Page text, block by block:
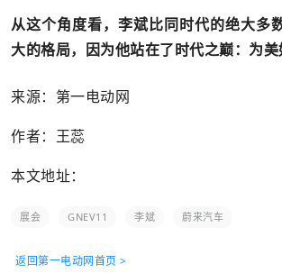
从这个角度看，李斌比同时代的绝大多
大的格局，因为他站在了时代之巅：为美
来源：第一电动网
作者：王蕊
本文地址：
展会 GNEV11 李斌 蔚来汽车
返回第一电动网首页 >